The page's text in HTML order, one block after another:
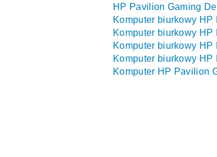
HP Pavilion Gaming
Komputer biurkowy
Komputer biurkowy
Komputer biurkowy
Komputer biurkowy
Komputer HP Pavilion